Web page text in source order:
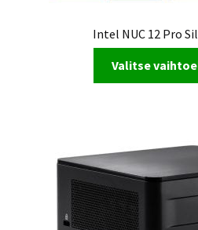
Intel NUC 12 Pro
Valitse